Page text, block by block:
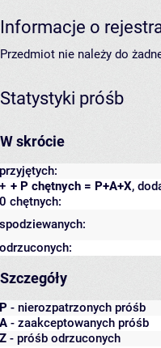
Informacje o
Przedmiot nie należy do
Statystyki próśb
W skrócie
przyjętych:
+ P chętnych = P+A+X,
+
0 chętnych:
spodziewanych:
odrzuconych:
Szczegóły
P - nierozpatrzonych próśb
A - zaakceptowanych próśb
Z - próśb odrzuconych